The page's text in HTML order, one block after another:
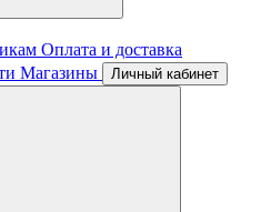
Оплата и доставка
Магазины Личный кабинет